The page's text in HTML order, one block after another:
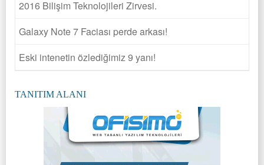
2016 Bilişim Teknolojileri Zirvesi.
Galaxy Note 7 Faciası perde arkası!
Eski intenetin özlediğimiz 9 yanı!
TANITIM ALANI